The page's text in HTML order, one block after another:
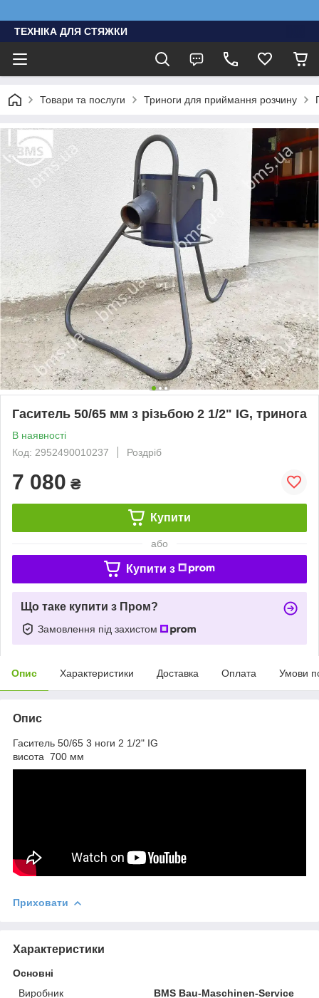
ТЕХНІКА ДЛЯ СТЯЖКИ
Товари та послуги Триноги для приймання розчину
Гаситель 50/65 мм з різьбою 2 1/2" IG, тринога
В наявності
Код: 2952490010237
Роздріб
7 080 ₴
Купити
або
Купити з
Що таке купити з Пром?
Замовлення під захистом
Опис Характеристики Доставка Оплата Умови
Опис
Гаситель 50/65 3 ноги 2 1/2" IG
висота 700 мм
Приховати
Характеристики
Основні
Виробник
BMS Bau-Maschinen-Service